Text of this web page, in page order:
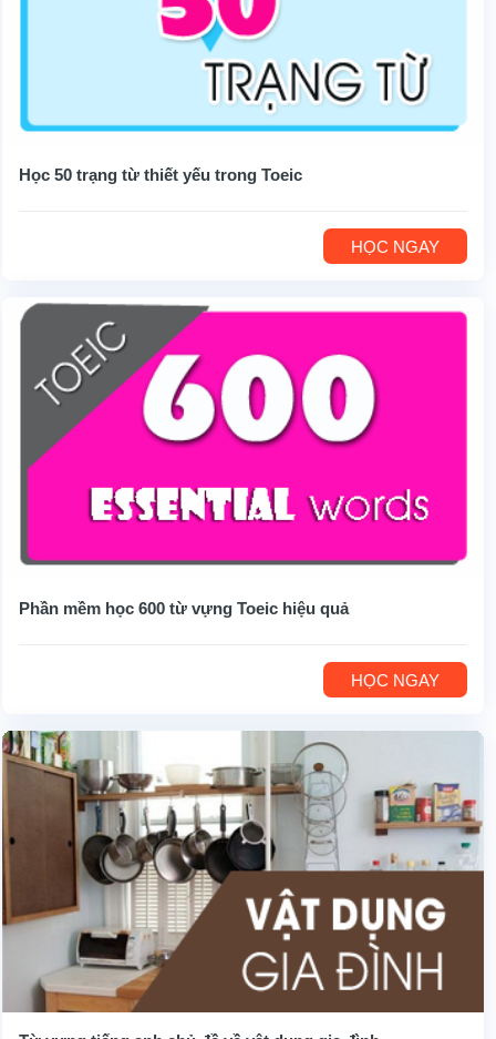
Học 50 trạng từ thiết yếu trong Toeic
HỌC NGAY
Phần mềm học 600 từ vựng Toeic hiệu quả
HỌC NGAY